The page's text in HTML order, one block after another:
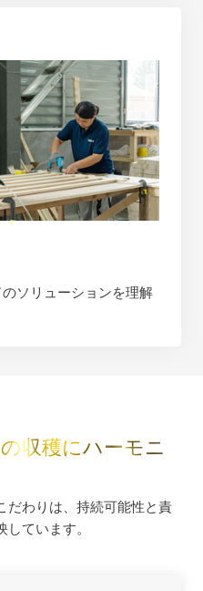
ソリューションを理解
収穫にハーモニ
だわりは、持続可能性と責
ています。